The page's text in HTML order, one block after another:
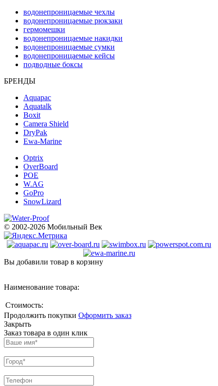
водонепроницаемые чехлы
водонепроницаемые рюкзаки
гермомешки
водонепроницаемые накидки
водонепроницаемые сумки
водонепроницаемые кейсы
подводные боксы
БРЕНДЫ
Aquapac
Aquatalk
Boxit
Camera Shield
DryPak
Ewa-Marine
Optrix
OverBoard
POE
W.AG
GoPro
SnowLizard
© 2002-2026 Мобильный Век
Вы добавили товар в корзину
Наименование товара:
Стоимость:
Продолжить покупки Оформить заказ
Закрыть
Заказ товара в один клик